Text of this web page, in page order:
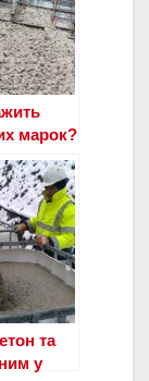
марок?
та
у